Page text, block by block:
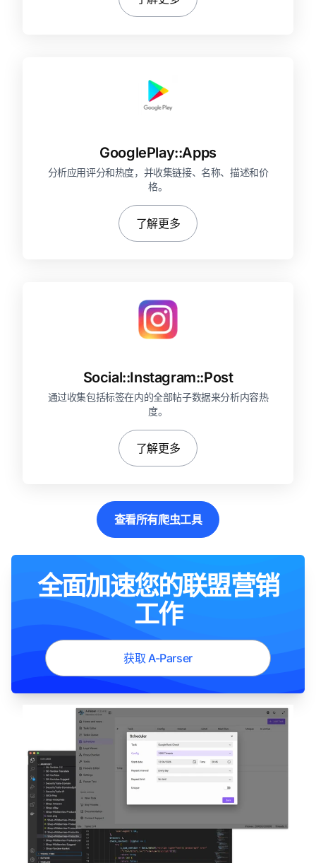
GooglePlay::Apps
分析应用评分和热度，并收集链接、名称、描述和价
格。
了解更多
Social::Instagram::Post
通过收集包括标签在内的全部帖子数据来分析内容热
度。
了解更多
查看所有爬虫工具
全面加速您的联盟营销
工作
获取 A-Parser